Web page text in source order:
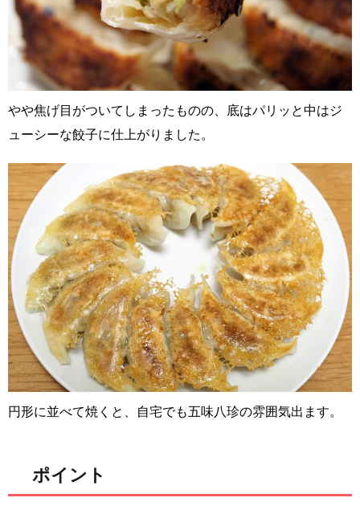
やや焦げ目がついてしまったものの、底はパリッと中はジ
ューシーな餃子に仕上がりました。
円形に並べて焼くと、自宅でも五味八珍の雰囲気出ます。
ポイント